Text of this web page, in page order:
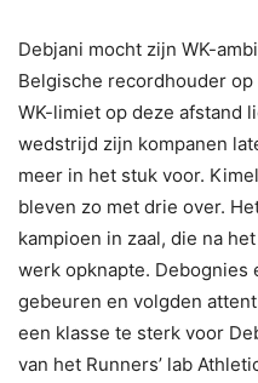
Debjani mocht zijn WK-
Belgische recordhouder
WK-limiet op deze afstand
wedstrijd zijn kompanen
meer in het stuk voor.
bleven zo met drie over.
kampioen in zaal, die na
werk opknapte. Debognies
gebeuren en volgden
een klasse te sterk voor
van het Runners’ lab